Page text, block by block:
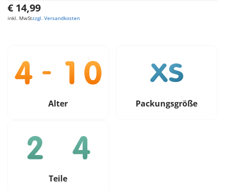
€ 14,99
inkl. MwStzzgl. Versandkosten
Alter Packungsgröße
Teile